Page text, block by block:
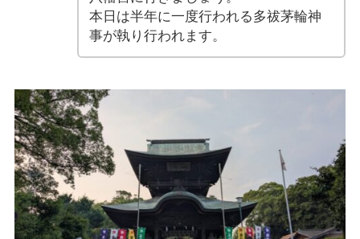
本日は半年に一度行われる多祓茅輪神
事が執り行われます。